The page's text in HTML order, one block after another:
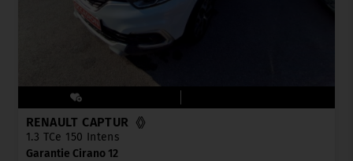
RENAULT CAPTUR
1.3 TCe 150 Intens
Garantie Cirano 12